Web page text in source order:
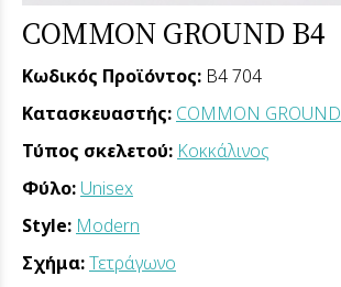
COMMON GROUND B4
Κωδικός Προϊόντος: B4 704
Κατασκευαστής: COMMON GROUND
Τύπος σκελετού: Κοκκάλινος
Φύλο: Unisex
Style: Modern
Σχήμα:Τετράγωνο